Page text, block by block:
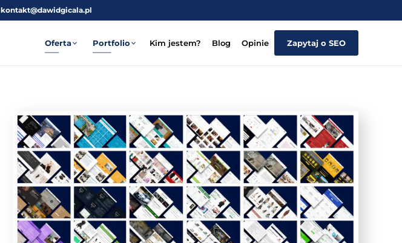
kontakt@dawidgicala.pl
Oferta Portfolio Kim jestem? Blog Opinie Zapytaj o SEO